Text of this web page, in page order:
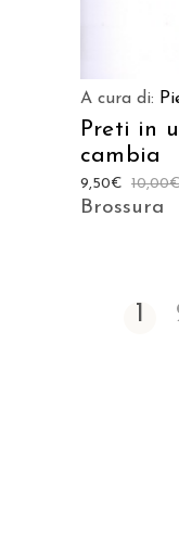
A cura di:
Preti in
cambia
10,00
9,50€
Brossura
1